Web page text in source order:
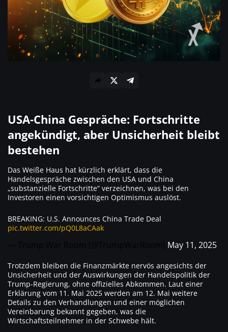
USA-China Gespräche: Fortschritte
angekündigt, aber Unsicherheit bleibt
bestehen
Das Weiße Haus hat kürzlich erklärt, dass die
Handelsgespräche zwischen den USA und China
„substanzielle Fortschritte“ verzeichnen, was bei den
Investoren einen vorsichtigen Optimismus auslöst.
BREAKING: U.S. Announces China Trade Deal
pic.twitter.com/pQ0L8aCAak
May 11, 2025
Trotzdem bleiben die Finanzmärkte nervös angesichts der
Unsicherheit und der Auswirkungen der Handelspolitik der
Trump-Regierung, ohne offizielles Abkommen. Laut einer
Erklärung vom 11. Mai 2025 werden am 12. Mai weitere
Details zu den Verhandlungen und einer möglichen
Vereinbarung bekannt gegeben, was die
Wirtschaftsteilnehmer in der Schwebe hält.